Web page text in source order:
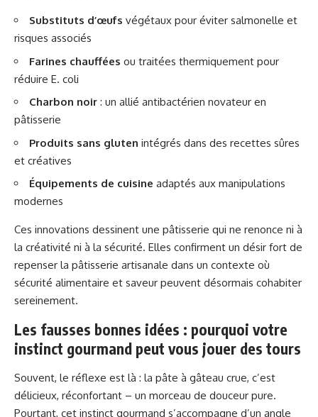
Substituts d’œufs végétaux pour éviter salmonelle et
risques associés
Farines chauffées ou traitées thermiquement pour
réduire E. coli
Charbon noir : un allié antibactérien novateur en
pâtisserie
Produits sans gluten intégrés dans des recettes sûres
et créatives
Équipements de cuisine adaptés aux manipulations
modernes
Ces innovations dessinent une pâtisserie qui ne renonce ni à
la créativité ni à la sécurité. Elles confirment un désir fort de
repenser la pâtisserie artisanale dans un contexte où
sécurité alimentaire et saveur peuvent désormais cohabiter
sereinement.
Les fausses bonnes idées : pourquoi votre
instinct gourmand peut vous jouer des tours
Souvent, le réflexe est là : la pâte à gâteau crue, c’est
délicieux, réconfortant – un morceau de douceur pure.
Pourtant, cet instinct gourmand s’accompagne d’un angle